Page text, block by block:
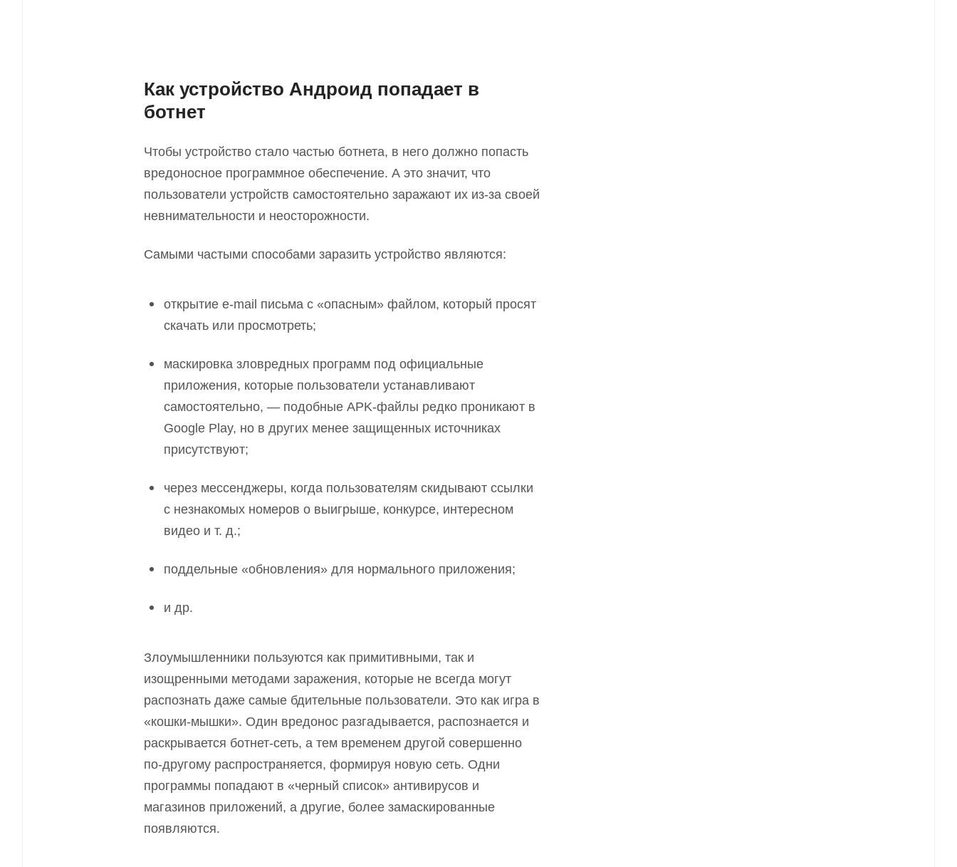
Как устройство Андроид попадает в
ботнет
Чтобы устройство стало частью ботнета, в него должно попасть
вредоносное программное обеспечение. А это значит, что
пользователи устройств самостоятельно заражают их из-за своей
невнимательности и неосторожности.
Самыми частыми способами заразить устройство являются:
открытие e-mail письма с «опасным» файлом, который просят
скачать или просмотреть;
маскировка зловредных программ под официальные
приложения, которые пользователи устанавливают
самостоятельно, — подобные APK-файлы редко проникают в
Google Play, но в других менее защищенных источниках
присутствуют;
через мессенджеры, когда пользователям скидывают ссылки
с незнакомых номеров о выигрыше, конкурсе, интересном
видео и т. д.;
поддельные «обновления» для нормального приложения;
и др.
Злоумышленники пользуются как примитивными, так и
изощренными методами заражения, которые не всегда могут
распознать даже самые бдительные пользователи. Это как игра в
«кошки-мышки». Один вредонос разгадывается, распознается и
раскрывается ботнет-сеть, а тем временем другой совершенно
по-другому распространяется, формируя новую сеть. Одни
программы попадают в «черный список» антивирусов и
магазинов приложений, а другие, более замаскированные
появляются.